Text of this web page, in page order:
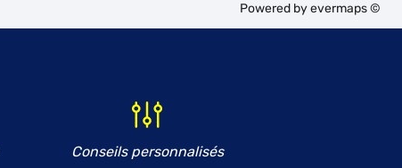
Powered byevermaps ©
Conseils personnalisés